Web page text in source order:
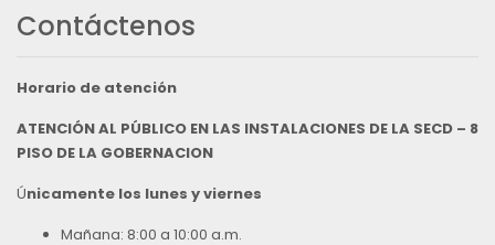
Contáctenos
Horario de atención
ATENCIÓN AL PÚBLICO EN LAS INSTALACIONES DE LA SECD – 8
PISO DE LA GOBERNACION
Únicamente los lunes y viernes
Mañana: 8:00 a 10:00 a.m.